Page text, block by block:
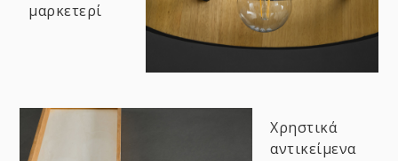
μαρκετερί
Χρηστικά
αντικείμενα